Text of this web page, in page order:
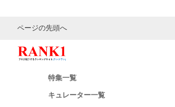
ページの先頭へ
特集一覧
キュレーター一覧